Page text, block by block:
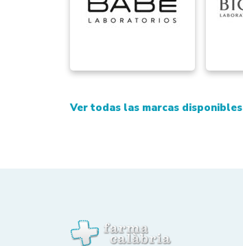
Ver todas las marcas disponibles